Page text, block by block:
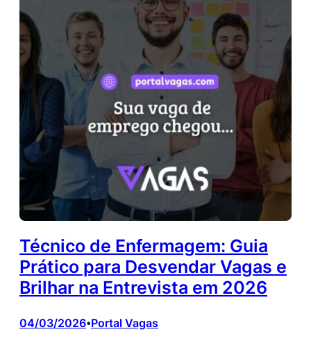
Técnico de Enfermagem: Guia
Prático para Desvendar Vagas e
Brilhar na Entrevista em 2026
04/03/2026•Portal Vagas